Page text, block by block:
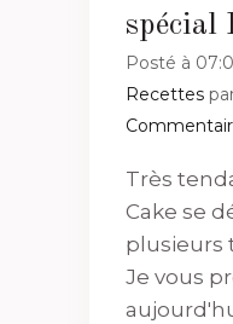
spécial
Posté à
Recettes
Très
Cake se
plusieurs
Je vous